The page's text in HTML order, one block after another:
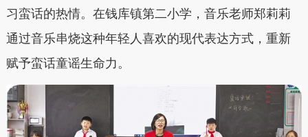
习蛮话的热情。在钱库镇第二小学，音乐老师郑莉莉
通过音乐串烧这种年轻人喜欢的现代表达方式，重新
赋予蛮话童谣生命力。